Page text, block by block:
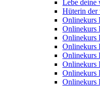
Lebe deine
Hüterin der
Onlinekurs
Onlinekurs
Onlinekurs
Onlinekurs
Onlinekurs
Onlinekurs
Onlinekurs
Onlinekurs